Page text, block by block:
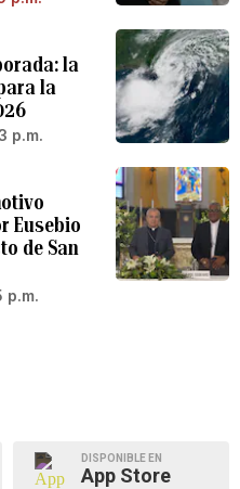
la
la
p.m.
Eusebio
de San
p.m.
DISPONIBLE EN
App Store